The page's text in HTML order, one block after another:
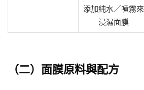
添加純水／噴霧來
浸濕面膜
（二）面膜原料與配方